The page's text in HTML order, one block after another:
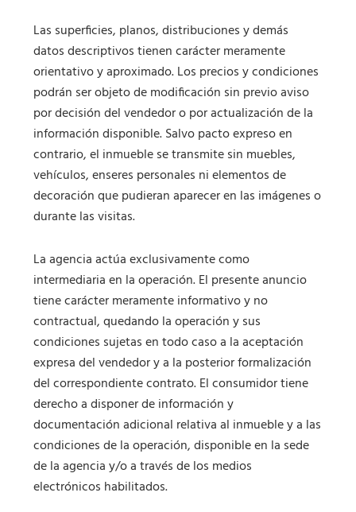
Las superficies, planos, distribuciones y demás
datos descriptivos tienen carácter meramente
orientativo y aproximado. Los precios y condiciones
podrán ser objeto de modificación sin previo aviso
por decisión del vendedor o por actualización de la
información disponible. Salvo pacto expreso en
contrario, el inmueble se transmite sin muebles,
vehículos, enseres personales ni elementos de
decoración que pudieran aparecer en las imágenes o
durante las visitas.
La agencia actúa exclusivamente como
intermediaria en la operación. El presente anuncio
tiene carácter meramente informativo y no
contractual, quedando la operación y sus
condiciones sujetas en todo caso a la aceptación
expresa del vendedor y a la posterior formalización
del correspondiente contrato. El consumidor tiene
derecho a disponer de información y
documentación adicional relativa al inmueble y a las
condiciones de la operación, disponible en la sede
de la agencia y/o a través de los medios
electrónicos habilitados.